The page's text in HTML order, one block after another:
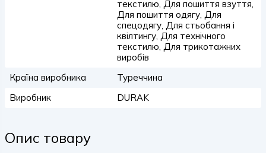
текстилю, Для пошиття взуття,
Для пошиття одягу, Для
спецодягу, Для стьобання і
квілтингу, Для технічного
текстилю, Для трикотажних
виробів
Країна виробника
Туреччина
Виробник
DURAK
Опис товару